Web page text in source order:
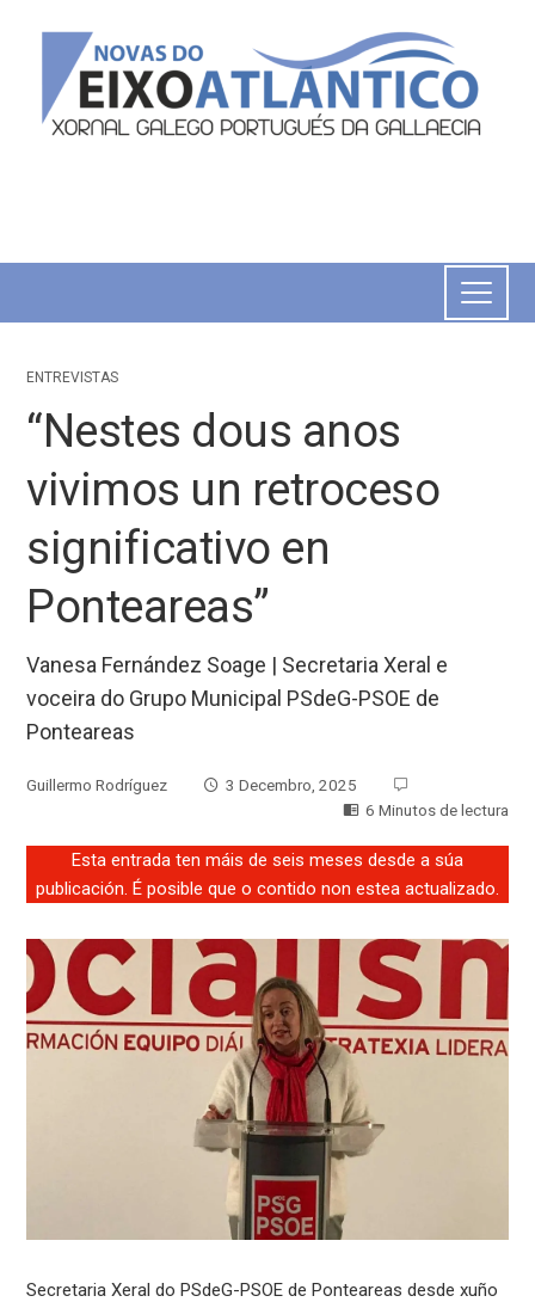
ENTREVISTAS
“Nestes dous anos
vivimos un retroceso
significativo en
Ponteareas”
Vanesa Fernández Soage | Secretaria Xeral e
voceira do Grupo Municipal PSdeG-PSOE de
Ponteareas
Guillermo Rodríguez
3 Decembro, 2025
6 Minutos de lectura
Esta entrada ten máis de seis meses desde a súa
publicación. É posible que o contido non estea actualizado.
Secretaria Xeral do PSdeG-PSOE de Ponteareas desde xuño